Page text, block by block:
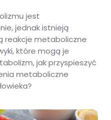
jest
jednak istnieją
reakcje metaboliczne
które mogą je
jak przyspieszyć
metaboliczne